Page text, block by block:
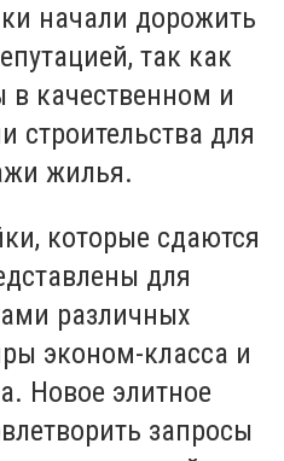
начали дорожить
так как
в качественном и
строительства для
жилья.
которые сдаются
для
различных
эконом-класса и
Новое элитное
запросы